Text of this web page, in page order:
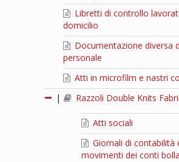
Libretti di controllo
domicilio
Documentazione diversa
personale
Atti in microfilm e nastri
|
Razzoli Double Knits
Atti sociali
Giornali di contabilità
movimenti dei conti